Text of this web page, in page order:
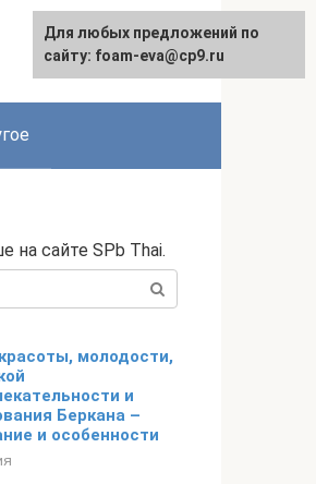
на сайте SPb Thai.
молодости,
и
Беркана –
и особенности
Для любых предложений по
сайту: foam-eva@cp9.ru